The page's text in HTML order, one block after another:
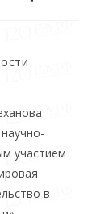
участием
в